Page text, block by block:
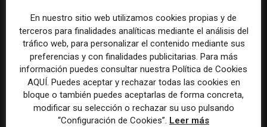
ÚLTIMOS ARTÍCULOS
En nuestro sitio web utilizamos cookies propias y de
terceros para finalidades analíticas mediante el análisis del
tráfico web, para personalizar el contenido mediante sus
preferencias y con finalidades publicitarias. Para más
información puedes consultar nuestra Política de Cookies
AQUÍ. Puedes aceptar y rechazar todas las cookies en
bloque o también puedes aceptarlas de forma concreta,
modificar su selección o rechazar su uso pulsando
“Configuración de Cookies”. Leer más